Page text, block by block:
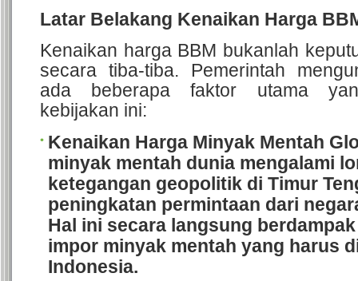
Latar Belakang Kenaikan Harga
Kenaikan harga BBM bukanlah
secara tiba-tiba. Pemerintah
ada beberapa faktor utama
kebijakan ini:
Kenaikan Harga Minyak Mentah
minyak mentah dunia mengalami
ketegangan geopolitik di Timur
peningkatan permintaan dari
Hal ini secara langsung
impor minyak mentah yang harus
Indonesia.